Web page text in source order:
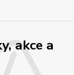
akce a